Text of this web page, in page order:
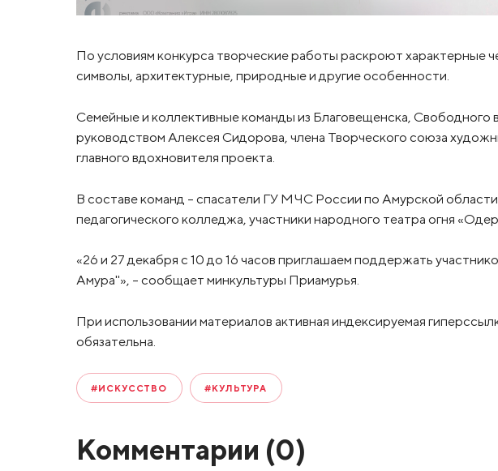
По условиям конкурса творческие работы раскроют характерные
символы, архитектурные, природные и другие особенности.
Семейные и коллективные команды из Благовещенска, Свободного
руководством Алексея Сидорова, члена Творческого союза
главного вдохновителя проекта.
В составе команд - спасатели ГУ МЧС России по Амурской
педагогического колледжа, участники народного театра огня
«26 и 27 декабря с 10 до 16 часов приглашаем поддержать
Амура"», – сообщает минкультуры Приамурья.
При использовании материалов активная индексируемая
обязательна.
#ИСКУССТВО #КУЛЬТУРА
Комментарии (0)